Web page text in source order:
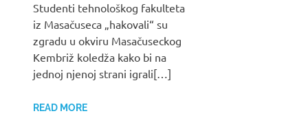
Studenti tehnološkog fakulteta
iz Masačuseca „hakovali“ su
zgradu u okviru Masačuseckog
Kembriž koledža kako bi na
jednoj njenoj strani igrali[…]
READ MORE